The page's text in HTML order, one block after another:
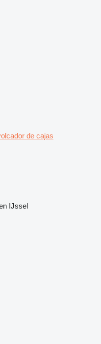
de cajas
IJssel